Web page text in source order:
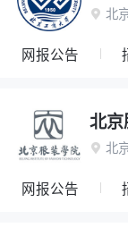
 北
网报公告
北
 北
网报公告